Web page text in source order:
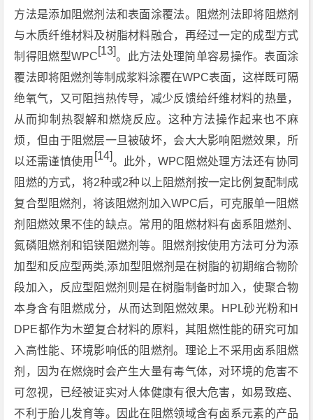
方法是添加阻燃剂法和表面涂覆法。阻燃剂法即将阻燃剂
与木质纤维材料及树脂材料融合，再经过一定的成型方式
制得阻燃型WPC[13]。此方法处理简单容易操作。表面涂
覆法即将阻燃剂等制成浆料涂覆在WPC表面，这样既可隔
绝氧气，又可阻挡热传导，减少反馈给纤维材料的热量，
从而抑制热裂解和燃烧反应。这种方法操作起来也不麻
烦，但由于阻燃层一旦被破坏，会大大影响阻燃效果，所
以还需谨慎使用 [14]。此外，WPC阻燃处理方法还有协同
阻燃的方式，将2种或2种以上阻燃剂按一定比例复配制成
复合型阻燃剂，将该阻燃剂加入WPC后，可克服单一阻燃
剂阻燃效果不佳的缺点。常用的阻燃材料有卤系阻燃剂、
氮磷阻燃剂和铝镁阻燃剂等。阻燃剂按使用方法可分为添
加型和反应型两类,添加型阻燃剂是在树脂的初期缩合物阶
段加入，反应型阻燃剂则是在树脂制备时加入，使聚合物
本身含有阻燃成分，从而达到阻燃效果。HPL砂光粉和H
DPE都作为木塑复合材料的原料，其阻燃性能的研究可加
入高性能、环境影响低的阻燃剂。理论上不采用卤系阻燃
剂，因为在燃烧时会产生大量有毒气体，对环境的危害不
可忽视，已经被证实对人体健康有很大危害，如易致癌、
不利于胎儿发育等。因此在阻燃领域含有卤系元素的产品